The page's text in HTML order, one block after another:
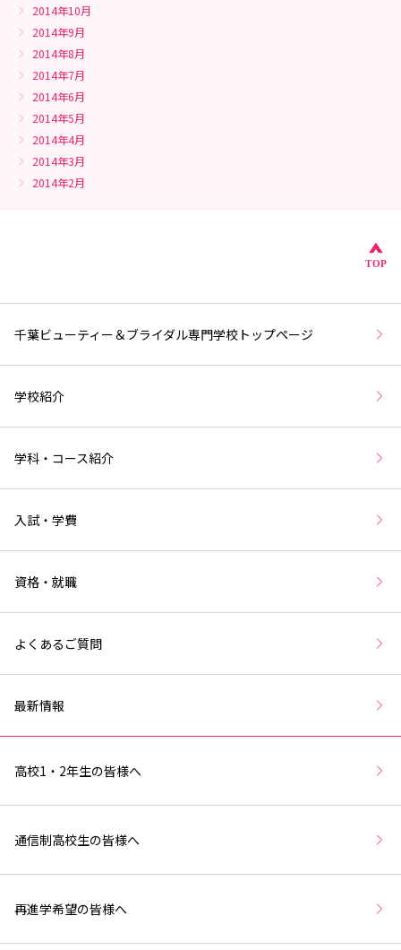
2014年10月
2014年9月
2014年8月
2014年7月
2014年6月
2014年5月
2014年4月
2014年3月
2014年2月
こ
TOP
千葉ビューティー＆ブライダル専門学校トップページ
学校紹介
学科・コース紹介
入試・学費
資格・就職
よくあるご質問
最新情報
高校1・2年生の皆様へ
通信制高校生の皆様へ
再進学希望の皆様へ